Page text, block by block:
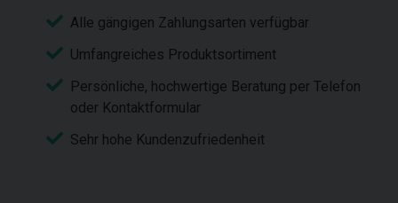
Alle gängigen Zahlungsarten verfügbar
Umfangreiches Produktsortiment
Persönliche, hochwertige Beratung per Telefon
oder Kontaktformular
Sehr hohe Kundenzufriedenheit